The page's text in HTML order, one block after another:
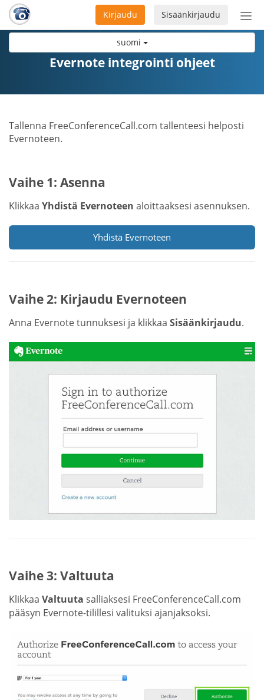
suomi
Sisäänkirjaudu
Kirjaudu
Evernote integrointi ohjeet
Tallenna FreeConferenceCall.com tallenteesi helposti
Evernoteen.
Vaihe 1: Asenna
Klikkaa Yhdistä Evernoteen aloittaaksesi asennuksen.
Yhdistä Evernoteen
Vaihe 2: Kirjaudu Evernoteen
Anna Evernote tunnuksesi ja klikkaa Sisäänkirjaudu.
Vaihe 3: Valtuuta
Klikkaa Valtuuta salliaksesi FreeConferenceCall.com
pääsyn Evernote-tilillesi valituksi ajanjaksoksi.